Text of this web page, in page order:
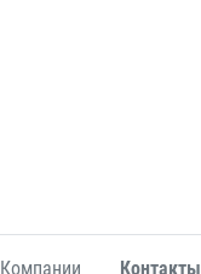
Компании Контакты